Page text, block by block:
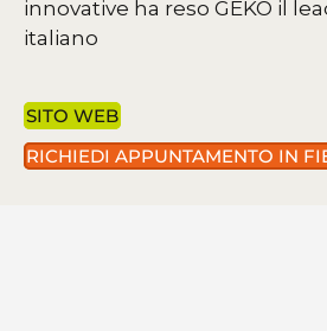
innovative ha reso GEKO il
italiano
SITO WEB
RICHIEDI APPUNTAMENTO IN